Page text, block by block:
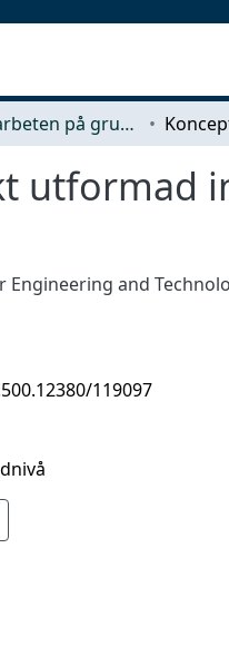
Examensarbeten på grundnivå
utformad
Engineering and
119097